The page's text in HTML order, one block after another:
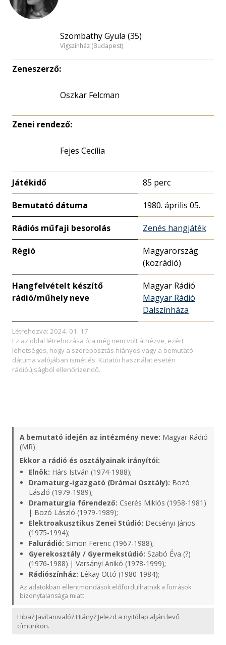
Szombathy Gyula (35)
Vígszínház (Budapest)
Zeneszerző:
Oszkar Felcman
Zenei rendező:
Fejes Cecília
Játékidő 85 perc
Bemutató dátuma 1980. április 05.
Rádiós műfaji besorolás Zenés hangjáték
Régió
Magyarország
(közrádió)
Hangfelvételt készítő
rádió/műhely neve
Magyar Rádió
Magyar Rádió
Dalszínháza
Létrehozva: 2024. 01. 17.
Ez az oldal létrehozása óta még nem volt átnézve, ezért
lehetséges, hogy a szereposztás hiányos vagy a bemutató
dátuma valójában ismétlés. Kutatói használat esetén
rádióújságból ellenőrizendő.
A bemutató idején az intézmény neve: Magyar Rádió
(MR)
Ekkor a rádió és osztályainak irányítói:
Elnök: Hárs István (1974-1988);
Dramaturg-igazgató (Drámai Osztály): Bozó
László (1979-1989);
Dramaturgia főrendező: Cserés Miklós (1958-1981)
| Bozó László (1979-1989);
Elektroakusztikus Zenei Stúdió: Decsényi János
(1975-1994);
Falurádió: Simon Ferenc (1967-1988);
Gyerekosztály / Gyermekstúdió: Szabó Éva (?)
(1976-1988) | Varsányi Anikó (1978-1999);
Rádiószínház: Lékay Ottó (1980-1984);
Az adatokban ellentmondások előfordulhatnak a források
bizonytalansága miatt.
Hiba? Javítanivaló? Hiány? Jelezd a nyitólap alján levő
címünkön.